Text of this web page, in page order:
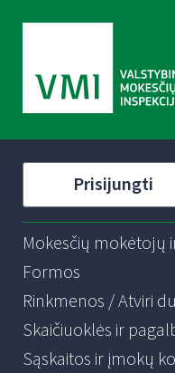
Prisijungti
Mokesčių mokėtojų
Formos
Rinkmenos / Atviri
Skaičiuoklės ir
Sąskaitos ir įmokų